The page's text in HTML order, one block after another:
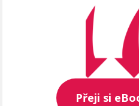
Přeji si